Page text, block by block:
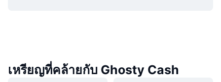
เหรียญที่คล้ายกับ Ghosty Cash